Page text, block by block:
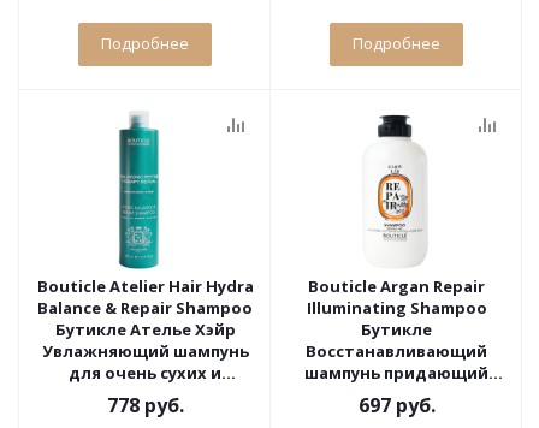
Подробнее Подробнее
Bouticle Atelier Hair Hydra
Balance & Repair Shampoo
Бутикле Ателье Хэйр
Увлажняющий шампунь
для очень сухих и
поврежденных волос 300
мл
778 руб.
Bouticle Argan Repair
Illuminating Shampoo
Бутикле
Восстанавливающий
шампунь придающий
сияние 250 мл
697 руб.